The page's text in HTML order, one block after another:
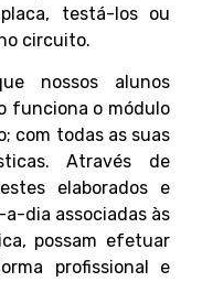
testá-los ou
circuito.
nossos alunos
funciona o módulo
com todas as suas
Através de
elaborados e
dia associadas às
possam efetuar
profissional e